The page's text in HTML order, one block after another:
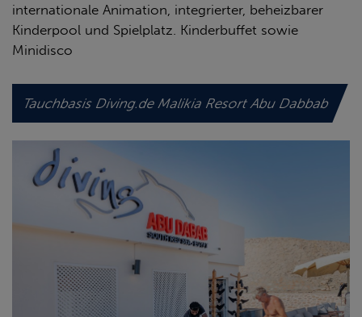
internationale Animation, integrierter, beheizbarer
Kinderpool und Spielplatz. Kinderbuffet sowie
Minidisco
Tauchbasis Diving.de Malikia Resort Abu Dabbab